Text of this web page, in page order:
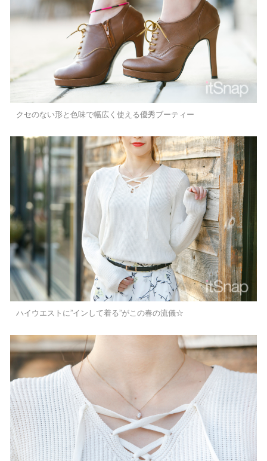
クセのない形と色味で幅広く使える優秀ブーティー
ハイウエストに”インして着る”がこの春の流儀☆